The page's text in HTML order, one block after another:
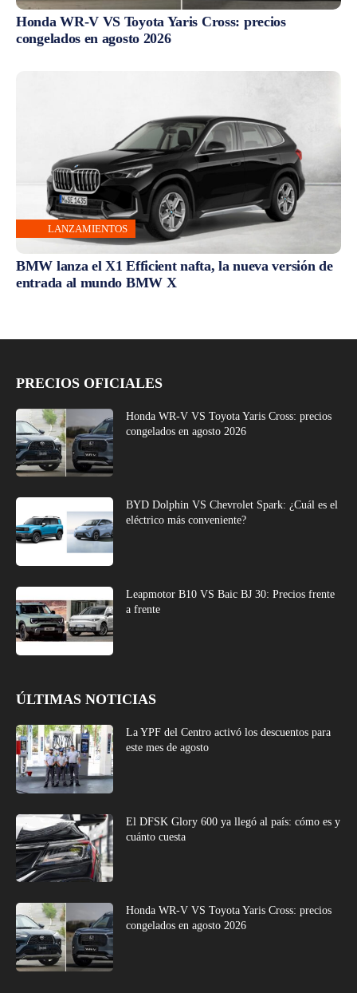
Honda WR-V VS Toyota Yaris Cross: precios
congelados en agosto 2026
LANZAMIENTOS
BMW lanza el X1 Efficient nafta, la nueva versión de
entrada al mundo BMW X
PRECIOS OFICIALES
Honda WR-V VS Toyota Yaris Cross: precios
congelados en agosto 2026
BYD Dolphin VS Chevrolet Spark: ¿Cuál es el
eléctrico más conveniente?
Leapmotor B10 VS Baic BJ 30: Precios frente
a frente
ÚLTIMAS NOTICIAS
La YPF del Centro activó los descuentos para
este mes de agosto
El DFSK Glory 600 ya llegó al país: cómo es y
cuánto cuesta
Honda WR-V VS Toyota Yaris Cross: precios
congelados en agosto 2026